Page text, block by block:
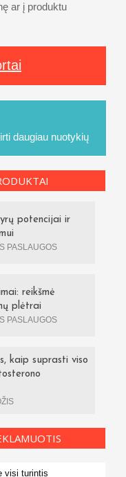
ar į produktu
daugiau nuotykių
potencijai ir
PASLAUGOS
reikšmė
plėtrai
PASLAUGOS
kaip suprasti viso
visi turintis